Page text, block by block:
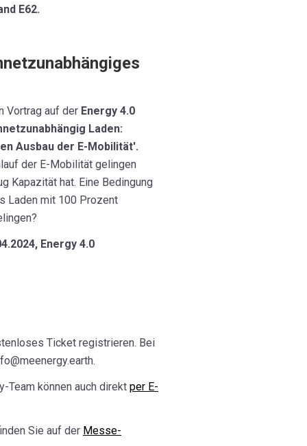
E62.
Vortrag auf der Energy 4.0
Laden:
Ausbau der E-Mobilität'.
der E-Mobilität gelingen
Kapazität hat. Eine Bedingung
Laden mit 100 Prozent
Energy 4.0
Ticket registrieren. Bei
Team können auch direkt per E-
Sie auf der Messe-